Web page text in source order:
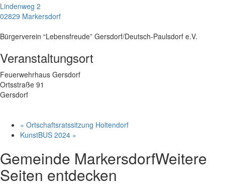
Lindenweg 2
02829 Markersdorf
Bürgerverein “Lebensfreude” Gersdorf/Deutsch-Paulsdorf e.V.
Veranstaltungsort
Feuerwehrhaus Gersdorf
Ortsstraße 91
Gersdorf
« Ortschaftsratssitzung Holtendorf
KunstBUS 2024 »
Gemeinde MarkersdorfWeitere
Seiten entdecken